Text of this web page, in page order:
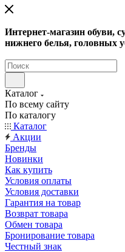
Интернет-магазин обуви,
нижнего белья, головных
Каталог
По всему сайту
По каталогу
Каталог
Акции
Бренды
Новинки
Как купить
Условия оплаты
Условия доставки
Гарантия на товар
Возврат товара
Обмен товара
Бронирование товара
Честный знак